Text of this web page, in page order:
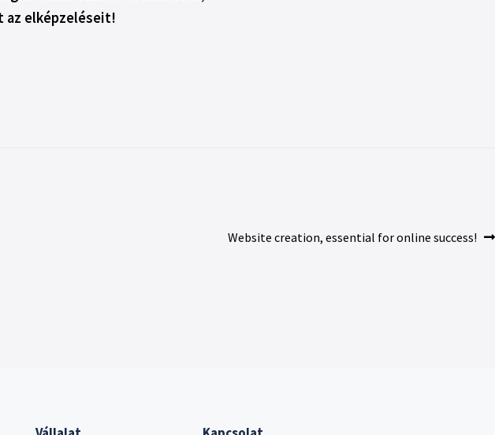
az elképzeléseit!
Website creation, essential for online success!